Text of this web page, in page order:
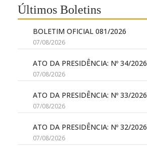
Últimos Boletins
BOLETIM OFICIAL 081/2026
07/08/2026
ATO DA PRESIDÊNCIA: Nº 34/2026
07/08/2026
ATO DA PRESIDÊNCIA: Nº 33/2026
07/08/2026
ATO DA PRESIDÊNCIA: Nº 32/2026
07/08/2026